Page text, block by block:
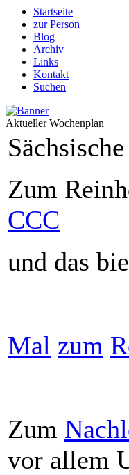
Startseite
zur Person
Blog
Archiv
Links
Kontakt
Suchen
Aktueller Wochenplan
Zum
CCC
und das
Mal zum
Zum
vor allem